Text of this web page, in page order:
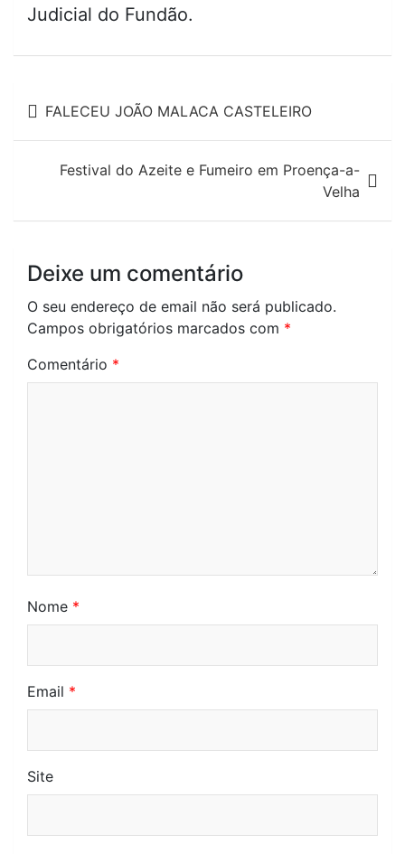
Judicial do Fundão.
Navegação
de
artigos
FALECEU JOÃO MALACA CASTELEIRO
Festival do Azeite e Fumeiro em Proença-a-
Velha
Deixe um comentário
O seu endereço de email não será publicado.
Campos obrigatórios marcados com *
Comentário *
Nome *
Email *
Site